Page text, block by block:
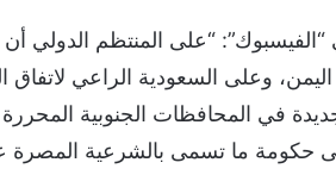
“على المنتظم الدولي
وعلى السعودية الراعي لاتفاق
في المحافظات الجنوبية المحررة
حكومة ما تسمى بالشرعية